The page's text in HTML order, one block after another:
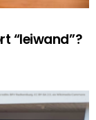
“leiwand”?